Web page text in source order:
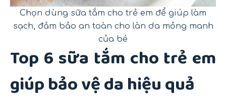
Chọn dùng sữa tắm cho trẻ em để giúp làm
sạch, đảm bảo an toàn cho làn da mỏng manh
của bé
Top 6 sữa tắm cho trẻ em
giúp bảo vệ da hiệu quả